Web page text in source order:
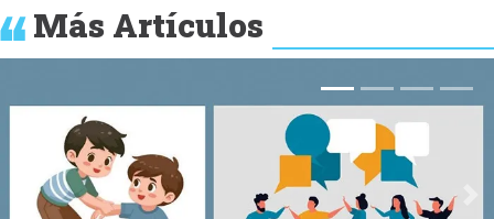
Más Artículos
Anterior